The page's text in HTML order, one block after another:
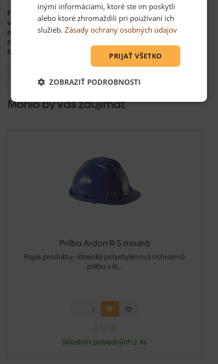
Parametre:
využitie prilby:stavbárska
materiál: polyetylén
norma:
farba:
Mohlo by Vás zaujímať
Prilba Ardon R-5 modrá
Popis produktu:• klasická polyetylénová ochranná
prilba v ši...
4,17 €
Skladom: posledných 2 ks
inými informáciami, ktoré ste im poskytli
alebo ktoré zhromaždili pri používaní ich
služieb.Zásady ochrany osobných údajov
PRIJAŤ VŠETKO
ZOBRAZIŤ PODROBNOSTI